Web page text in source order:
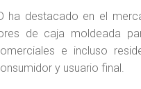
ha destacado en el
de caja moldeada
e incluso
y usuario final.